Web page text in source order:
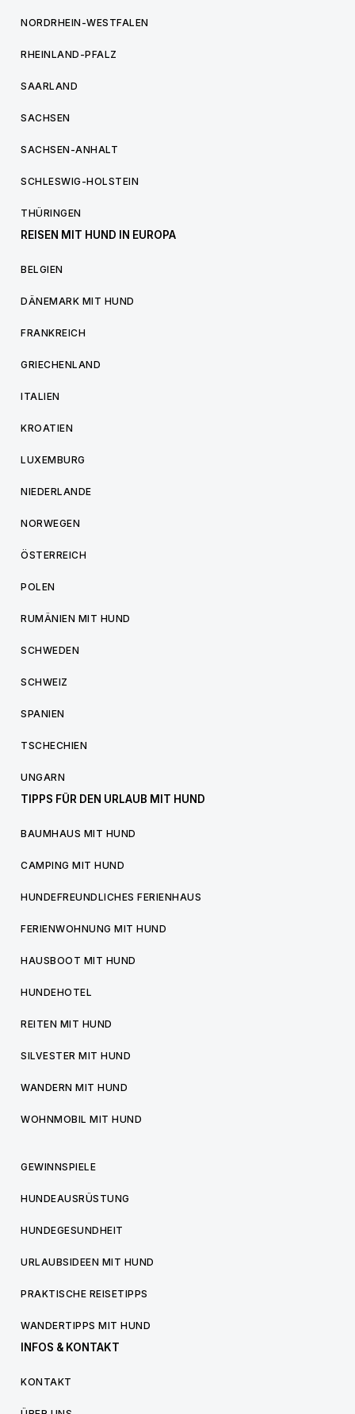
NORDRHEIN-WESTFALEN
RHEINLAND-PFALZ
SAARLAND
SACHSEN
SACHSEN-ANHALT
SCHLESWIG-HOLSTEIN
THÜRINGEN
REISEN MIT HUND IN EUROPA
BELGIEN
DÄNEMARK MIT HUND
FRANKREICH
GRIECHENLAND
ITALIEN
KROATIEN
LUXEMBURG
NIEDERLANDE
NORWEGEN
ÖSTERREICH
POLEN
RUMÄNIEN MIT HUND
SCHWEDEN
SCHWEIZ
SPANIEN
TSCHECHIEN
UNGARN
TIPPS FÜR DEN URLAUB MIT HUND
BAUMHAUS MIT HUND
CAMPING MIT HUND
HUNDEFREUNDLICHES FERIENHAUS
FERIENWOHNUNG MIT HUND
HAUSBOOT MIT HUND
HUNDEHOTEL
REITEN MIT HUND
SILVESTER MIT HUND
WANDERN MIT HUND
WOHNMOBIL MIT HUND
GEWINNSPIELE
HUNDEAUSRÜSTUNG
HUNDEGESUNDHEIT
URLAUBSIDEEN MIT HUND
PRAKTISCHE REISETIPPS
WANDERTIPPS MIT HUND
INFOS & KONTAKT
KONTAKT